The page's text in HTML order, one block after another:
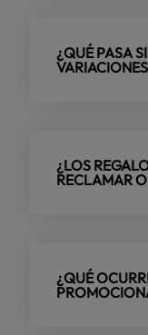
¿QUÉ PASA
¿LOS
RECLAMAR
¿QUÉ